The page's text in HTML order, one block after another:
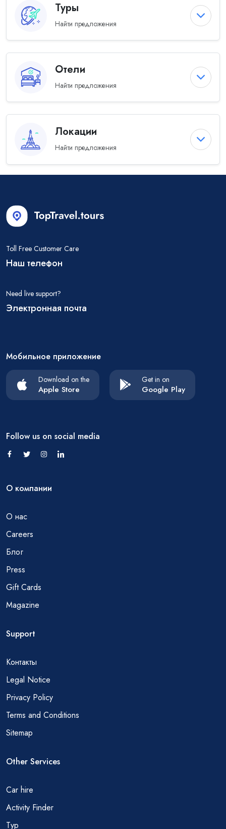
Туры
Найти предложения
Отели
Найти предложения
Локации
Найти предложения
Toll Free Customer Care
Наш телефон
Need live support?
Электронная почта
Мобильное приложение
Download on the
Apple Store
Get in on
Google Play
Follow us on social media
О компании
О нас
Careers
Блог
Press
Gift Cards
Magazine
Support
Контакты
Legal Notice
Privacy Policy
Terms and Conditions
Sitemap
Other Services
Car hire
Activity Finder
Тур